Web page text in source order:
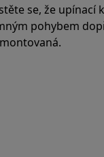
se, že upínací
pohybem